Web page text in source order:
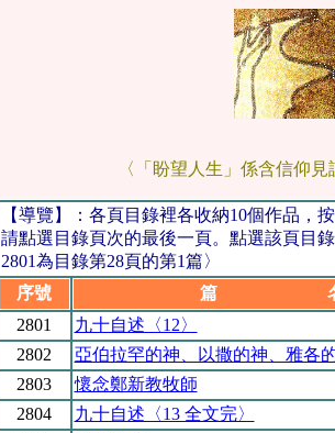
〈「盼望人生」係含信仰
【導覽】：各頁目錄裡各收納10個作品，
請點選目錄頁次的最後一頁。點選該頁目
2801為目錄第28頁的第1篇〉
序號
篇
2801
九十自述〈12〉
2802
亞伯拉罕的神、以撒的神、雅各
2803
懷念鄭新教牧師
2804
九十自述〈13 全文完〉